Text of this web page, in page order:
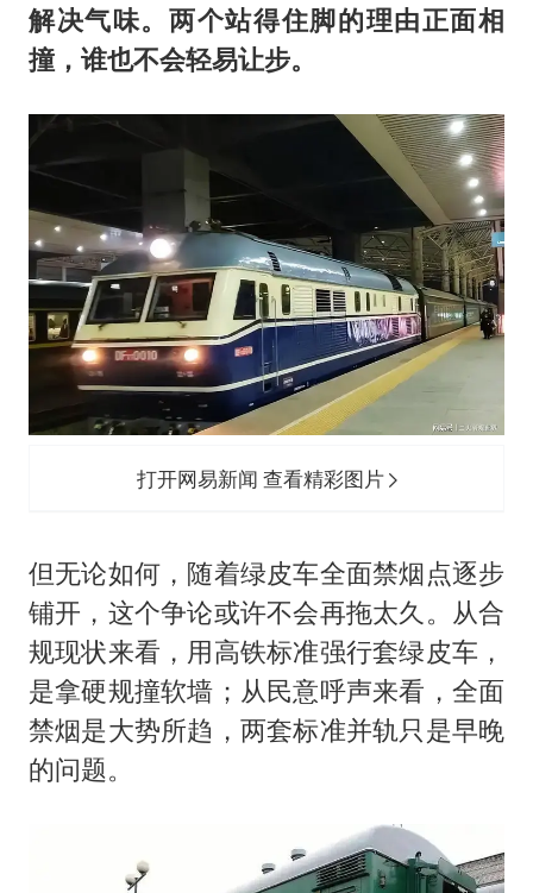
解决气味。两个站得住脚的理由正面相
撞，谁也不会轻易让步。
打开网易新闻 查看精彩图片
但无论如何，随着绿皮车全面禁烟点逐步
铺开，这个争论或许不会再拖太久。从合
规现状来看，用高铁标准强行套绿皮车，
是拿硬规撞软墙；从民意呼声来看，全面
禁烟是大势所趋，两套标准并轨只是早晚
的问题。